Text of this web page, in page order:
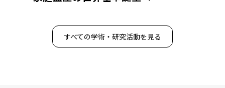
すべての学術・研究活動を見る